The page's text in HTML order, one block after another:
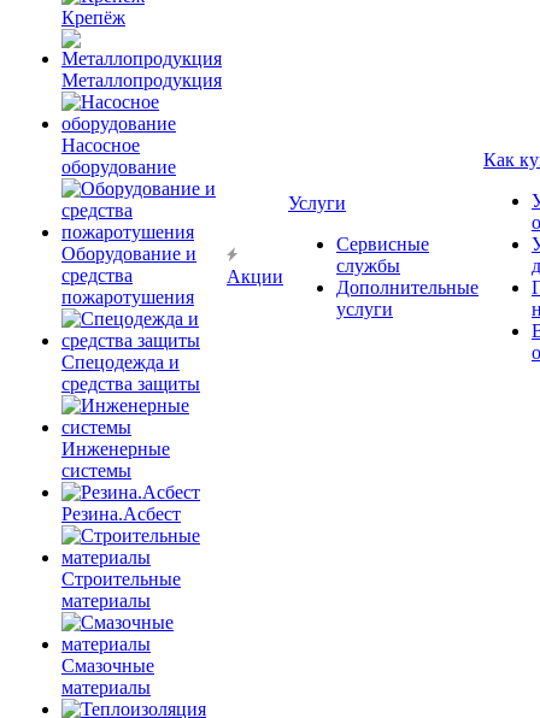
Крепёж
Металлопродукция
Насосное
оборудование
Оборудование и
средства
пожаротушения
Спецодежда и
средства защиты
Инженерные
системы
Резина.Асбест
Строительные
материалы
Смазочные
материалы
Акции
Услуги
Сервисные
службы
Дополнительные
услуги
Как